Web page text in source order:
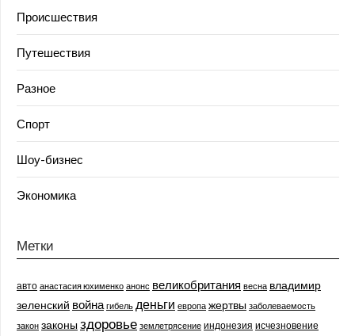
Происшествия
Путешествия
Разное
Спорт
Шоу-бизнес
Экономика
Метки
авто анастасия юхименко анонс великобритания весна владимир
зеленский война гибель деньги европа жертвы заболеваемость
закон законыздоровье землетрясение индонезия исчезновение